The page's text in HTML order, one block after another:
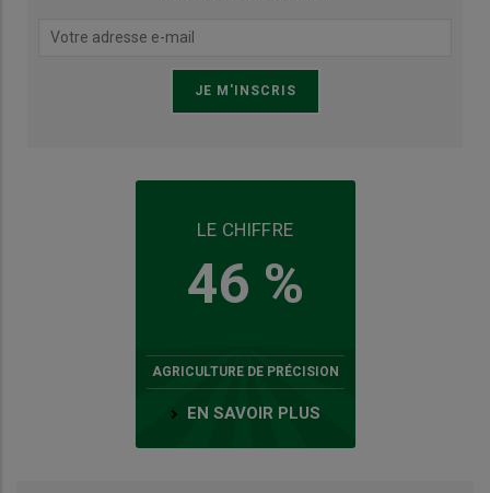
LE CHIFFRE
46 %
AGRICULTURE DE PRÉCISION
EN SAVOIR PLUS